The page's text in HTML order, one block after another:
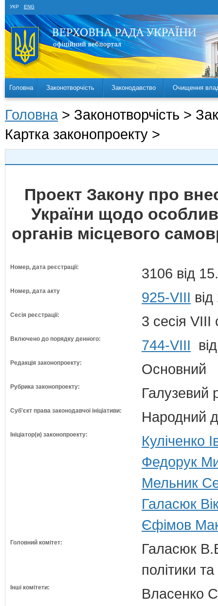
УКР ENG
Головна Законотворчість Законодавство Очищення
Головна > Законотворчість >
Картка законопроекту >
Проект Закону про
України щодо
органів місцевого
Номер, дата реєстрації: 3106 від
Номер, дата акту 925-VIII
Сесія реєстрації: 3 сесія VIII
Включено до порядку денного: 744-VIII
Редакція законопроекту: Основний
Рубрика законопроекту: Галузевий
Суб'єкт права законодавчої ініціативи: Народний
Ініціатор(и) законопроекту:
Куліченко
Федорук
Мельник
Галасюк
Єфімов
Головний комітет:
Галасюк
політики
Інші комітети:
Власенко